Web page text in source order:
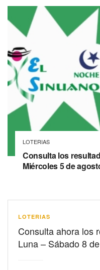
LOTERIAS
Consulta los
Miércoles 5 de
LOTERIAS
Consulta ahora los
Luna – Sábado 8